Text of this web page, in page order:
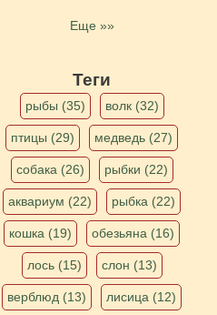
Еще »»
Теги
рыбы (35) волк (32)
птицы (29) медведь (27)
собака (26) рыбки (22)
аквариум (22) рыбка (22)
кошка (19) обезьяна (16)
лось (15) слон (13)
верблюд (13) лисица (12)